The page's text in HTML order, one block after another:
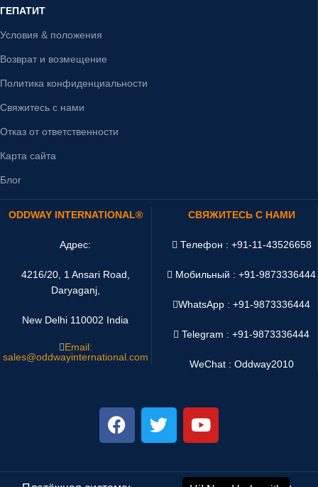
ГЕПАТИТ
Условия & положения
Возврат и возмещение
Политика конфиденциальности
Свяжитесь с нами
Отказ от ответственности
Карта сайта
Блог
ODDWAY INTERNATIONAL®
Адрес:
4216/20, 1 Ansari Road,
Daryaganj,
New Delhi 110002 India
Email:
sales@oddwayinternational.com
СВЯЖИТЕСЬ С НАМИ
Телефон : +91-11-43526658
Мобильный : +91-9873336444
WhatsApp :+91-9873336444
Telegram : +91-9873336444
WeChat : Oddway2010